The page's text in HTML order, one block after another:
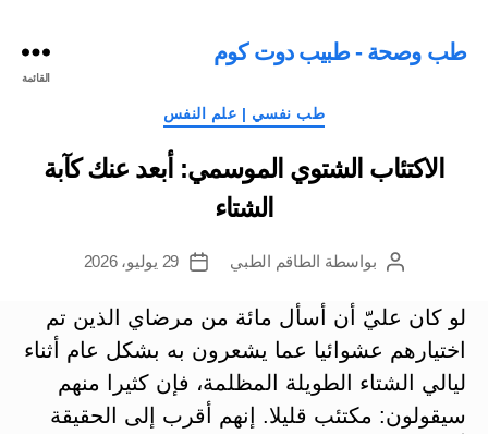
طب وصحة - طبيب دوت كوم
القائمة
التصنيفات
طب نفسي | علم النفس
الاكتئاب الشتوي الموسمي: أبعد عنك كآبة
الشتاء
كاتببواسطة الطاقم الطبي
تاريخ
29 يوليو، 2026
لو كان عليّ أن أسأل مائة من مرضاي الذين تم
اختيارهم عشوائيا عما يشعرون به بشكل عام أثناء
ليالي الشتاء الطويلة المظلمة، فإن كثيرا منهم
سيقولون: مكتئب قليلا. إنهم أقرب إلى الحقيقة